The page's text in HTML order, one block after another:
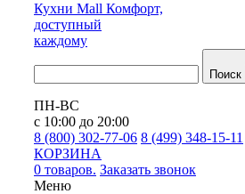
Кухни Mall Комфорт,
доступный
каждому
Поиск
ПН-ВС
с 10:00 до 20:00
8 (800) 302-77-06 8 (499) 348-15-11
КОРЗИНА
0 товаров. Заказать звонок
Меню